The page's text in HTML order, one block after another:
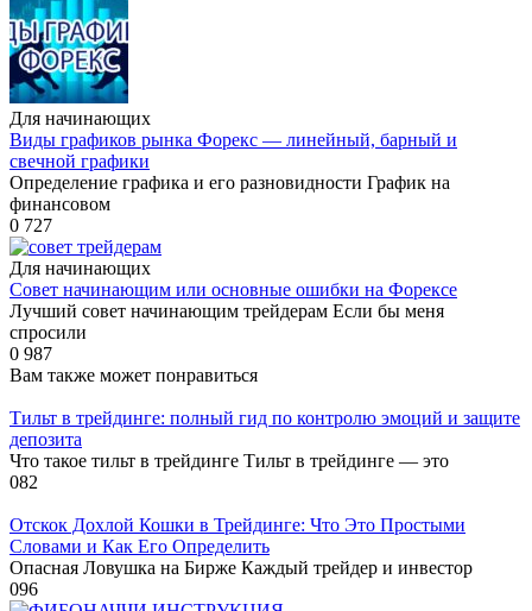
Для начинающих
Виды графиков рынка Форекс — линейный, барный и
свечной графики
Определение графика и его разновидности График на
финансовом
0 727
Для начинающих
Совет начинающим или основные ошибки на Форексе
Лучший совет начинающим трейдерам Если бы меня
спросили
0 987
Вам также может понравиться
Тильт в трейдинге: полный гид по контролю эмоций и защите
депозита
Что такое тильт в трейдинге Тильт в трейдинге — это
082
Отскок Дохлой Кошки в Трейдинге: Что Это Простыми
Словами и Как Его Определить
Опасная Ловушка на Бирже Каждый трейдер и инвестор
096